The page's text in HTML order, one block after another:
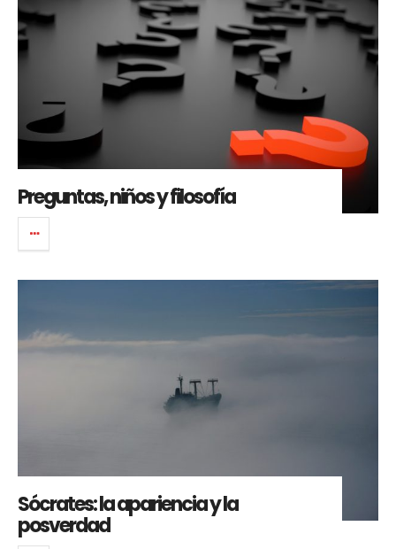
Preguntas, niños y filosofía
Sócrates: la apariencia y la
posverdad